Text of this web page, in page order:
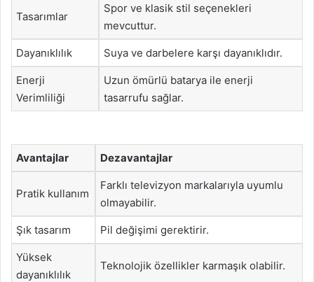
Tasarımlar
Spor ve klasik stil seçenekleri
mevcuttur.
Dayanıklılık Suya ve darbelere karşı dayanıklıdır.
Enerji
Verimliliği
Uzun ömürlü batarya ile enerji
tasarrufu sağlar.
Avantajlar Dezavantajlar
Pratik kullanım
Farklı televizyon markalarıyla uyumlu
olmayabilir.
Şık tasarım Pil değişimi gerektirir.
Yüksek
dayanıklılık
Teknolojik özellikler karmaşık olabilir.